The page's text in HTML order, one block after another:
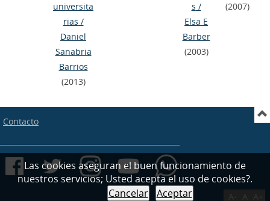
universita
rias /
Daniel
Sanabria
Barrios
(2013)
s /
Elsa E
Barber
(2003)
(2007)
Contacto
Las cookies aseguran el buen funcionamiento de
nuestros servicios; Usted acepta el uso de cookies?.
Cancelar
Aceptar